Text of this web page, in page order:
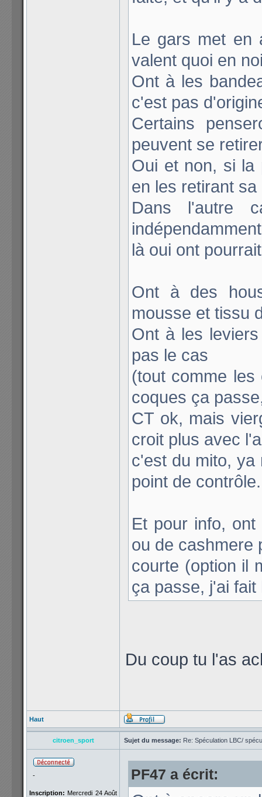
Le gars met en
valent quoi en
Ont à les
c'est pas
Certains
peuvent se
Oui et non, si la
en les retirant
Dans l'autre
là oui ont
Ont à des
mousse et tissu
Ont à les
pas le cas
(tout comme
coques ça
CT ok, mais
croit plus avec
c'est du mito, ya
point de contrôle.
Et pour info,
ou de cashmere
courte (option il
ça passe, j'ai fait
Du coup tu l'as
Haut
citroen_sport Sujet du message: Re: Spéculation LBC/
-
Inscription: Mercredi 24 Août
PF47 a écrit: